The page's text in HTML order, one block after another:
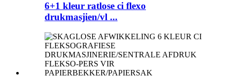
6+1 kleur ratlose ci flexo
drukmasjien/vl ...